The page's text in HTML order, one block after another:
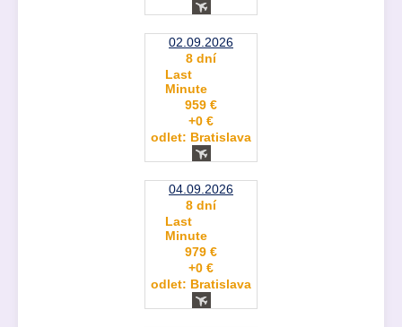
02.09.2026
8 dní
Last
Minute
959 €
+0 €
odlet: Bratislava
04.09.2026
8 dní
Last
Minute
979 €
+0 €
odlet: Bratislava